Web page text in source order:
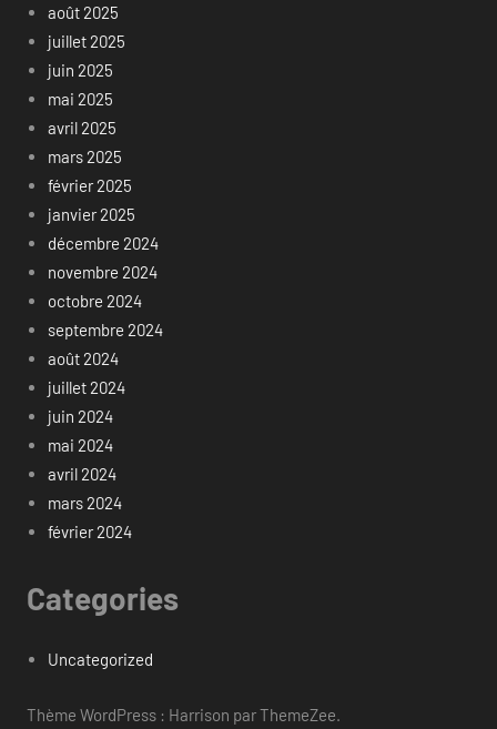
août 2025
juillet 2025
juin 2025
mai 2025
avril 2025
mars 2025
février 2025
janvier 2025
décembre 2024
novembre 2024
octobre 2024
septembre 2024
août 2024
juillet 2024
juin 2024
mai 2024
avril 2024
mars 2024
février 2024
Categories
Uncategorized
Thème WordPress : Harrison par ThemeZee.